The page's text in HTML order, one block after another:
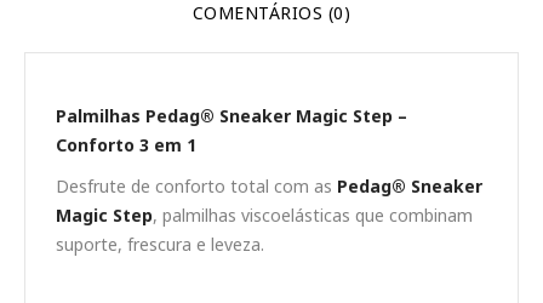
COMENTÁRIOS (0)
Palmilhas Pedag® Sneaker Magic Step –
Conforto 3 em 1
Desfrute de conforto total com as Pedag® Sneaker
Magic Step, palmilhas viscoelásticas que combinam
suporte, frescura e leveza.